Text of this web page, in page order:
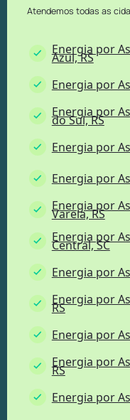
Atendemos todas as
Energia por
Azul, RS
Energia por
Energia por
do Sul, RS
Energia por
Energia por
Energia por
Varela, RS
Energia por
Central, SC
Energia por
Energia por
RS
Energia por
Energia por
RS
Energia por